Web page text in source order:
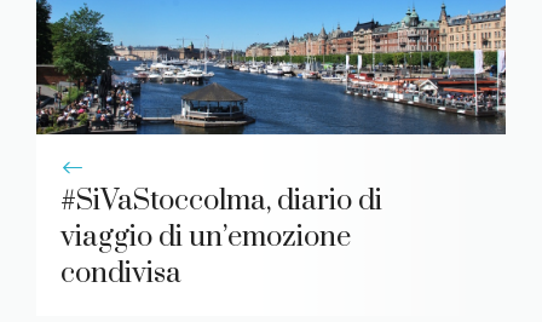
#SiVaStoccolma, diario di
viaggio di un’emozione
condivisa